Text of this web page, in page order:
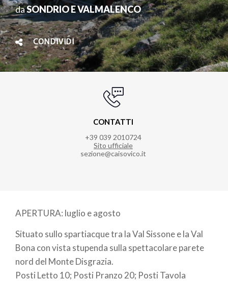
daSONDRIO E VALMALENCO
CONDIVIDI
CONTATTI
+39 039 2010724
Sito ufficiale
sezione@caisovico.it
APERTURA: luglio e agosto
Situato sullo spartiacque tra la Val Sissone e la Val
Bona con vista stupenda sulla spettacolare parete
nord del Monte Disgrazia.
Posti Letto 10; Posti Pranzo 20; Posti Tavola